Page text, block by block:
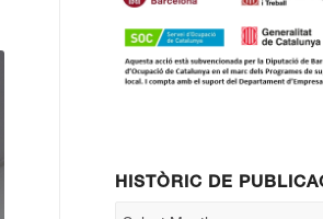
HISTÒRIC DE